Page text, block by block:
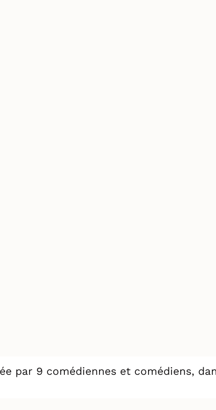
par 9 comédiennes et comédiens,